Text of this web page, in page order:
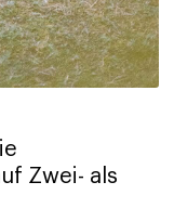
Zwei- als